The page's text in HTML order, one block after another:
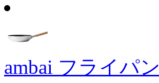
ambai フライパン